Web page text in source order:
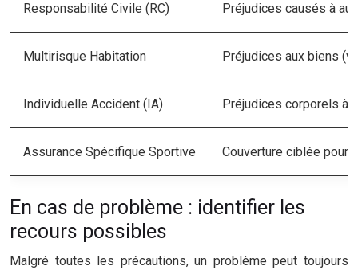
Responsabilité Civile (RC) Préjudices causés à
Multirisque Habitation Préjudices aux biens
Individuelle Accident (IA) Préjudices corporels à
Assurance Spécifique Sportive Couverture ciblée pour
En cas de problème : identifier les
recours possibles
Malgré toutes les précautions, un problème peut toujours